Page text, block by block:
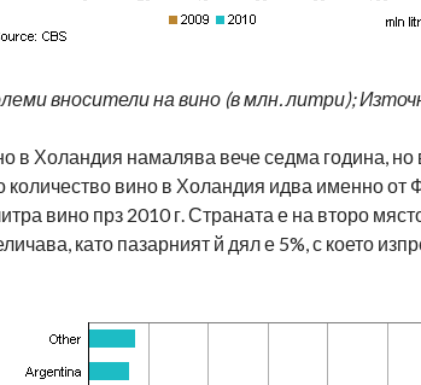
вносители на вино (в млн. литри);
в Холандия намалява вече седма година, но
количество вино в Холандия идва именно
вино прз 2010 г. Страната е на второ
като пазарният й дял е 5%, с което